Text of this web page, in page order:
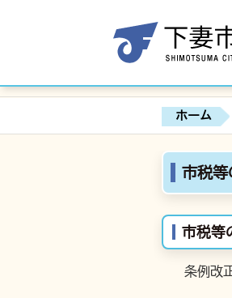
ホーム
市税等
市税等
条例改